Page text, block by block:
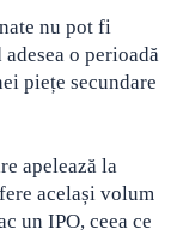
nu pot fi
o perioadă
piețe secundare
apelează la
același volum
un IPO, ceea ce